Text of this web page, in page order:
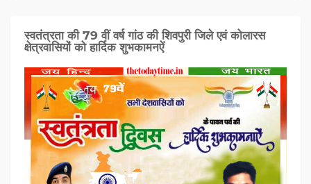
स्वतंत्रता की 79 वीं वर्ष गांठ की शिवपुरी जिले एवं कोलारस
क्षेत्रवासियों को हार्दिक शुभकामनऐं